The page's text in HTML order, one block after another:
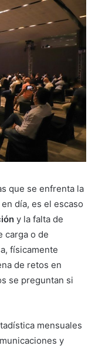
que se enfrenta la
día, es el escaso
y la falta de
carga o de
físicamente
de retos en
se preguntan si
mensuales
y